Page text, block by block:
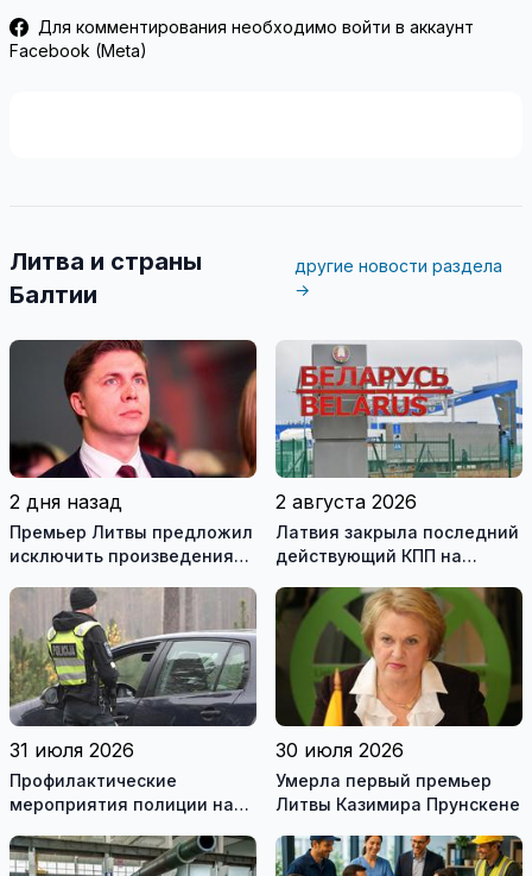
Для комментирования необходимо войти в аккаунт
Facebook (Meta)
Литва и страны
Балтии
другие новости раздела
→
2 дня назад
Премьер Литвы предложил
исключить произведения
рекомендуемой
литературы
2 августа 2026
Латвия закрыла последний
действующий КПП на
31 июля 2026
Профилактические
мероприятия полиции на
30 июля 2026
Умерла первый премьер
Литвы Казимира Прунскене